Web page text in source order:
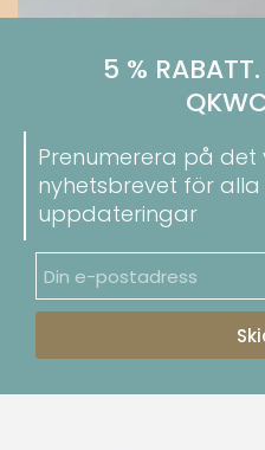
5 %
Prenumerera på det
nyhetsbrevet för alla
uppdateringar